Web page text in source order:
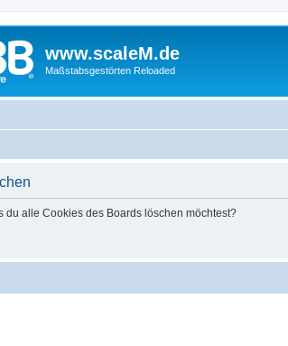
www.scaleM.de
Maßstabsgestörten Reloaded
du alle Cookies des Boards löschen möchtest?